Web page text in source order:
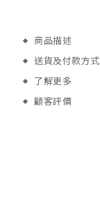
商品描述
送貨及付款方式
了解更多
顧客評價